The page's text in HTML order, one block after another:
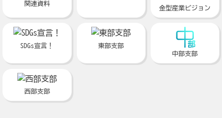
関連資料
金型産業ビジョン
SDGs宣言！
東部支部
中部支部
西部支部